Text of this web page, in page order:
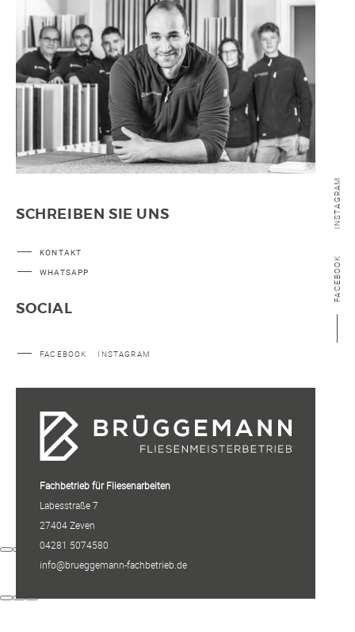
BERATUNG UND PLANUNG
FACEBOOK
INSTAGRAM
SCHREIBEN SIE UNS
KONTAKT
WHATSAPP
SOCIAL
FACEBOOK INSTAGRAM
Fachbetrieb für Fliesenarbeiten
Labesstraße 7
27404 Zeven
04281 5074580
info@brueggemann-fachbetrieb.de